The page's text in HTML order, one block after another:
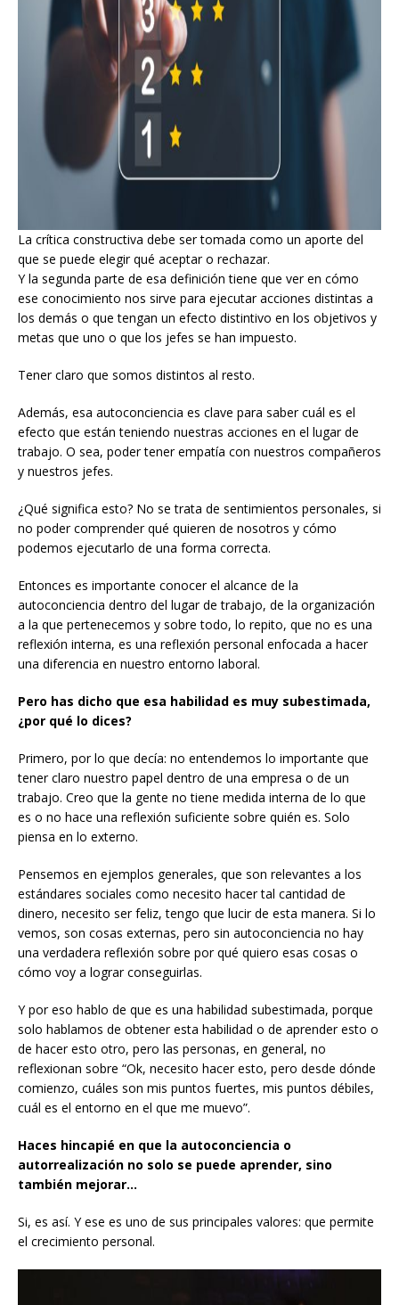
La crítica constructiva debe ser tomada como un aporte del
que se puede elegir qué aceptar o rechazar.
Y la segunda parte de esa definición tiene que ver en cómo
ese conocimiento nos sirve para ejecutar acciones distintas a
los demás o que tengan un efecto distintivo en los objetivos y
metas que uno o que los jefes se han impuesto.
Tener claro que somos distintos al resto.
Además, esa autoconciencia es clave para saber cuál es el
efecto que están teniendo nuestras acciones en el lugar de
trabajo. O sea, poder tener empatía con nuestros compañeros
y nuestros jefes.
¿Qué significa esto? No se trata de sentimientos personales, si
no poder comprender qué quieren de nosotros y cómo
podemos ejecutarlo de una forma correcta.
Entonces es importante conocer el alcance de la
autoconciencia dentro del lugar de trabajo, de la organización
a la que pertenecemos y sobre todo, lo repito, que no es una
reflexión interna, es una reflexión personal enfocada a hacer
una diferencia en nuestro entorno laboral.
Pero has dicho que esa habilidad es muy subestimada,
¿por qué lo dices?
Primero, por lo que decía: no entendemos lo importante que
tener claro nuestro papel dentro de una empresa o de un
trabajo. Creo que la gente no tiene medida interna de lo que
es o no hace una reflexión suficiente sobre quién es. Solo
piensa en lo externo.
Pensemos en ejemplos generales, que son relevantes a los
estándares sociales como necesito hacer tal cantidad de
dinero, necesito ser feliz, tengo que lucir de esta manera. Si lo
vemos, son cosas externas, pero sin autoconciencia no hay
una verdadera reflexión sobre por qué quiero esas cosas o
cómo voy a lograr conseguirlas.
Y por eso hablo de que es una habilidad subestimada, porque
solo hablamos de obtener esta habilidad o de aprender esto o
de hacer esto otro, pero las personas, en general, no
reflexionan sobre “Ok, necesito hacer esto, pero desde dónde
comienzo, cuáles son mis puntos fuertes, mis puntos débiles,
cuál es el entorno en el que me muevo”.
Haces hincapié en que la autoconciencia o
autorrealización no solo se puede aprender, sino
también mejorar…
Si, es así. Y ese es uno de sus principales valores: que permite
el crecimiento personal.